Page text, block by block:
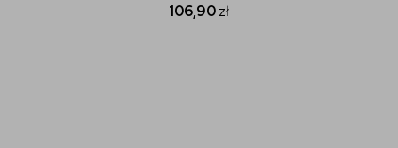
106,90zł